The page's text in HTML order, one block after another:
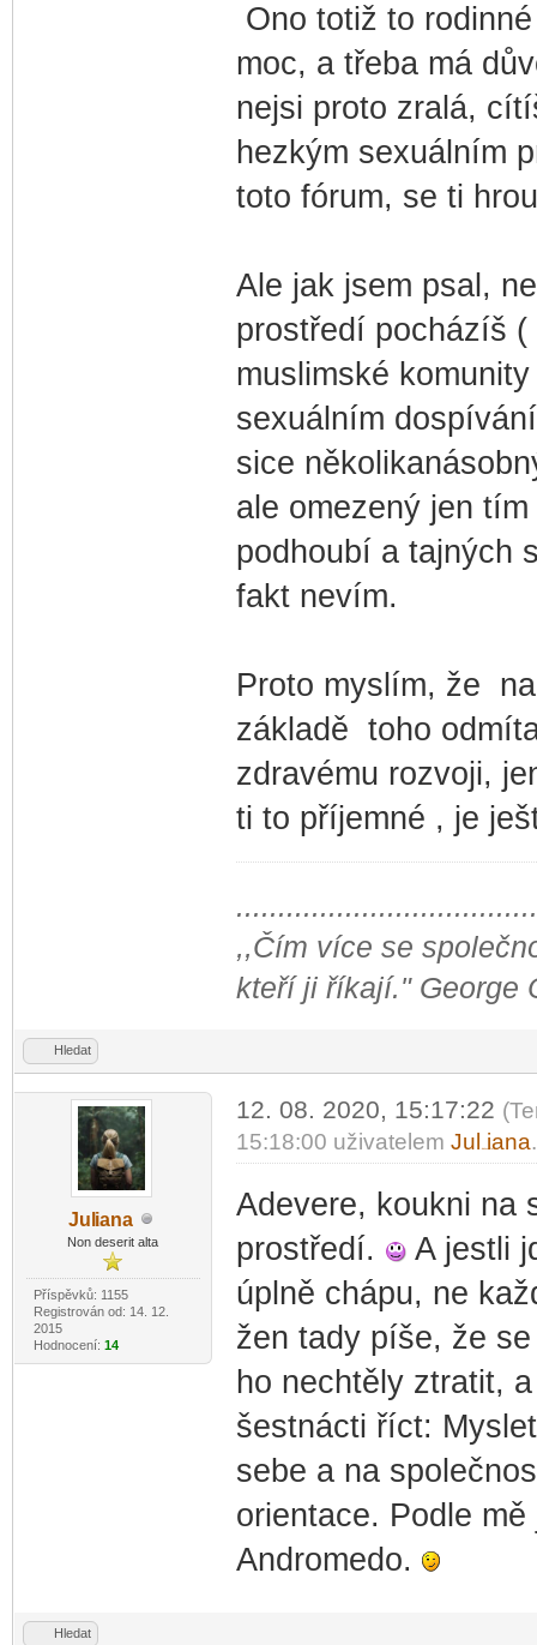
Ono totiž to
moc, a třeba má
nejsi proto zralá,
hezkým sexuálním
toto fórum, se ti
Ale jak jsem psal,
prostředí pocházíš
muslimské
sexuálním
sice
ale omezený jen
podhoubí a
fakt nevím.
Proto myslím, že
základě toho
zdravému rozvoji,
ti to příjemné , je
,,Čím více se
kteří ji říkají." George
Hledat
Juliana
Non deserit alta
Příspěvků: 1155
Registrován od: 14. 12.
2015
Hodnocení: 14
12. 08. 2020, 15:17:22
15:18:00 uživatelem Jul iana
Adevere, koukni na
prostředí.
A jestli
úplně chápu, ne
žen tady píše, že
ho nechtěly ztratit,
šestnácti říct:
sebe a na
orientace. Podle
Andromedo.
Hledat